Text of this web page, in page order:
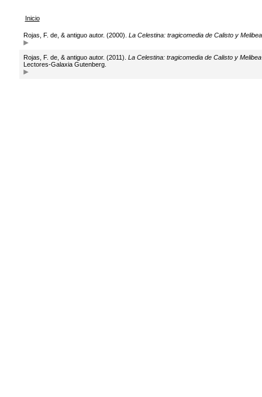
Inicio
Rojas, F. de, & antiguo autor. (2000). La Celestina: tragicomedia de Calisto y Melibea
Rojas, F. de, & antiguo autor. (2011). La Celestina: tragicomedia de Calisto y Melibea
Lectores-Galaxia Gutenberg.